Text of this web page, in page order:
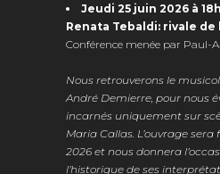
Jeudi 25 juin 2026 à
Renata Tebaldi: rivale de
Conférence menée par Paul-
Nous retrouverons le
André Demierre, pour nous
incarnés uniquement sur
Maria Callas. L’ouvrage
2026 et nous donnera
l’historique de ses